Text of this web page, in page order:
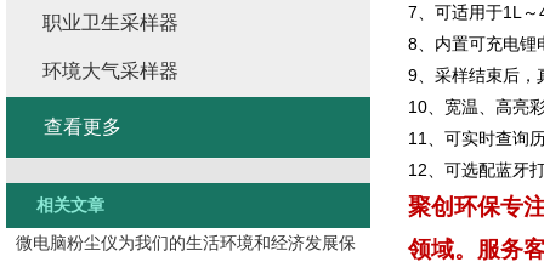
7、可适用于1L
8、内置可充电锂
9、采样结束后，
10、宽温、高亮
11、可实时查询
12、可选配蓝牙
聚创环保专
领域。服务
职业卫生采样器
环境大气采样器
查看更多
相关文章
微电脑粉尘仪为我们的生活环境和经济发展保